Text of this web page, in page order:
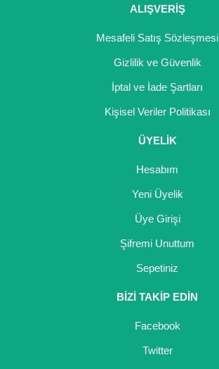
ALIŞVERİŞ
Mesafeli Satış Sözleşmesi
Gizlilik ve Güvenlik
İptal ve İade Şartları
Kişisel Veriler Politikası
ÜYELİK
Hesabım
Yeni Üyelik
Üye Girişi
Şifremi Unuttum
Sepetiniz
BİZİ TAKİP EDİN
Facebook
Twitter